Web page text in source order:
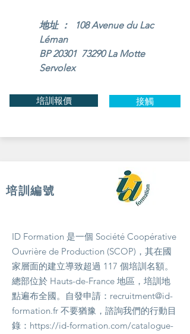
地址 ： 108 Avenue du Lac
Léman
BP 20301 73290 La Motte
Servolex
培訓報價 接觸
培訓編號
ID Formation 是一個 Société Coopérative
Ouvrière de Production (SCOP)，其在國
家層面的建立導致超過 117 個培訓名額。
總部位於 Hauts-de-France 地區，培訓地
點遍布全國。自發申請： recruitment@id-
formation.fr 不要猶豫，諮詢我們的行動目
錄： https://id-formation.com/catalogue-